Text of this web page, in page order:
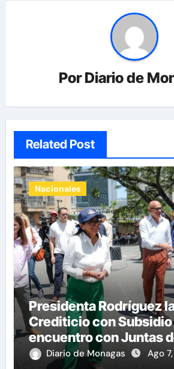
PorDiario de
Related Post
Nacionales
Presidenta Rodríguez
Crediticio con
encuentro con Juntas
Condominio
Diario de Monagas Ago